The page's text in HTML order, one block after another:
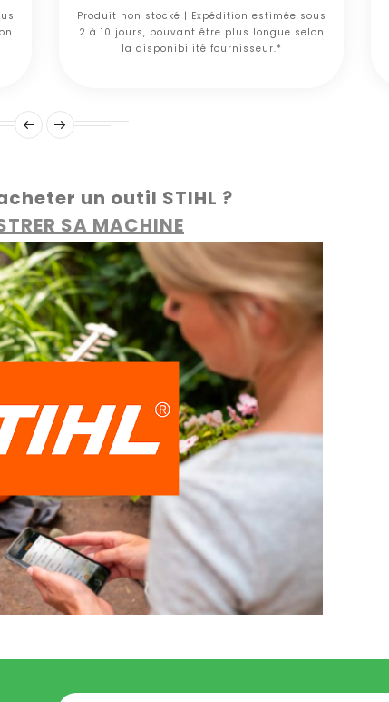
Produit non stocké | Expédition estimée sous
2 à 10 jours, pouvant être plus longue selon
la disponibilité fournisseur.*
un outil STIHL ?
SA MACHINE